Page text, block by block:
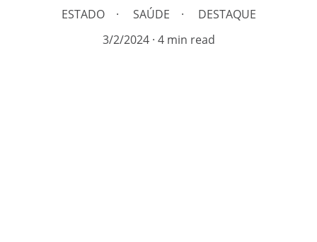
ESTADO
SAÚDE
DESTAQUE
3/2/2024 4 min read